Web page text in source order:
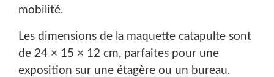
mobilité.
Les dimensions de la maquette catapulte sont
de 24 × 15 × 12 cm, parfaites pour une
exposition sur une étagère ou un bureau.